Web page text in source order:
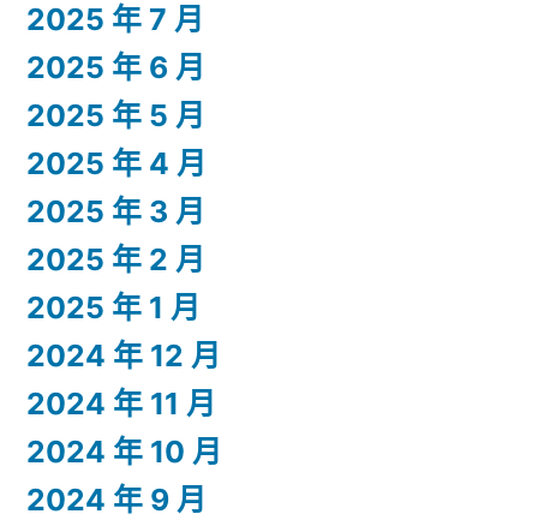
2025 年 7 月
2025 年 6 月
2025 年 5 月
2025 年 4 月
2025 年 3 月
2025 年 2 月
2025 年 1 月
2024 年 12 月
2024 年 11 月
2024 年 10 月
2024 年 9 月